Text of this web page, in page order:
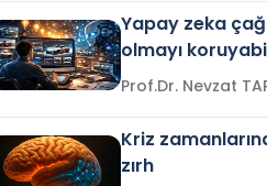
Yapay zeka
olmayı
Prof.Dr.
Kriz
zırh